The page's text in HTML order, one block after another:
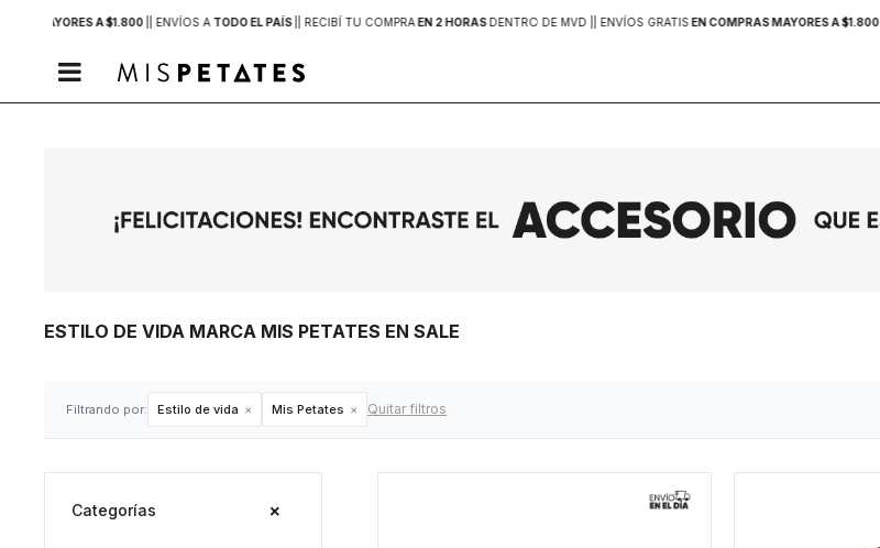
MAYORES A $1.800 | ENVÍOS A TODO EL PAÍS | RECIBÍ TU COMPRAEN 2 HORASDENTRO DE MVD | | ENVÍOS GRATISEN COMPRAS MAYORES A $1.800

ESTILO DE VIDA MARCA MIS PETATES EN SALE
Filtrando por: Estilo de vida Mis Petates Quitar filtros
Categorías